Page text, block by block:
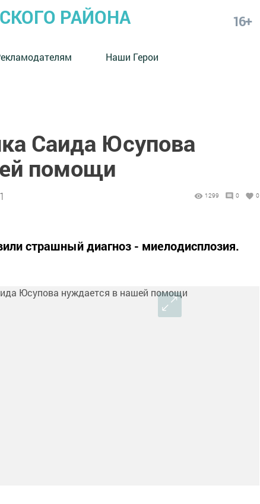
РАЙОНА 16+
Наши Герои
Саида Юсупова
помощи
1299 0 0
страшный диагноз - миелодисплозия.